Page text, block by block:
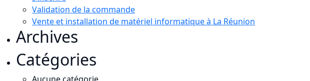
Validation de la commande
Vente et installation de matériel informatique à La Réunion
Archives
Catégories